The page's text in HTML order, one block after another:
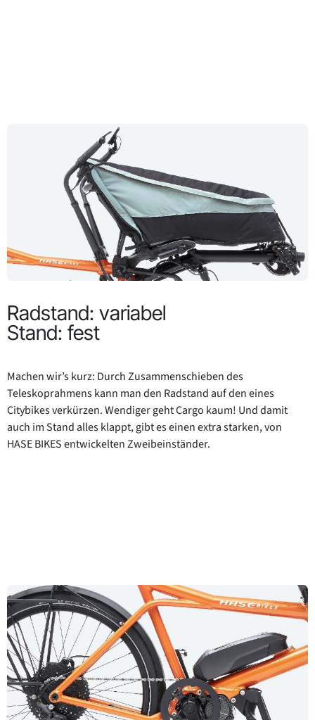
Radstand: variabel
Stand: fest
Machen wir’s kurz: Durch Zusammenschieben des
Teleskoprahmens kann man den Radstand auf den eines
Citybikes verkürzen. Wendiger geht Cargo kaum! Und damit
auch im Stand alles klappt, gibt es einen extra starken, von
HASE BIKES entwickelten Zweibeinständer.